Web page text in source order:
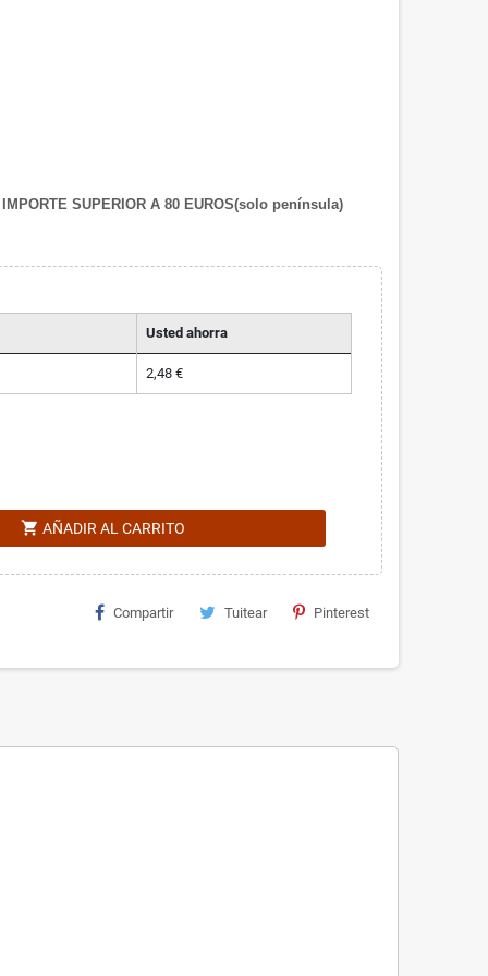
SUPERIOR A 80 EUROS(solo península)
Usted ahorra
2,48 €
shopping_cart AÑADIR AL CARRITO
Compartir Tuitear Pinterest